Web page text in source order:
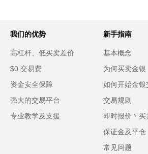
我们的优势
高杠杆、低买卖差价
$0 交易费
资金安全保障
强大的交易平台
专业教学及支援
新手指南
基本概念
为何买卖金银
如何开始金银
交易规则
即时报价丶
保证金及平仓
常见问题